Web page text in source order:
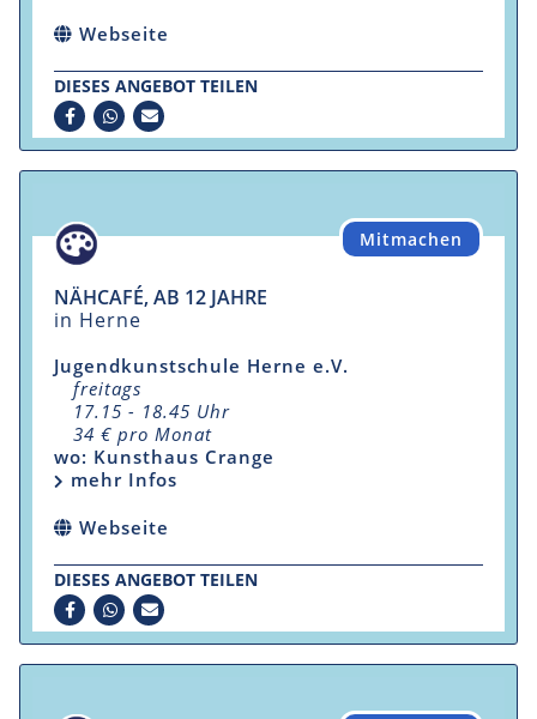
Webseite
DIESES ANGEBOT TEILEN
Mitmachen
NÄHCAFÉ, AB 12 JAHRE
in Herne
Jugendkunstschule Herne e.V.
freitags
17.15 - 18.45 Uhr
34 € pro Monat
wo: Kunsthaus Crange
mehr Infos
Webseite
DIESES ANGEBOT TEILEN